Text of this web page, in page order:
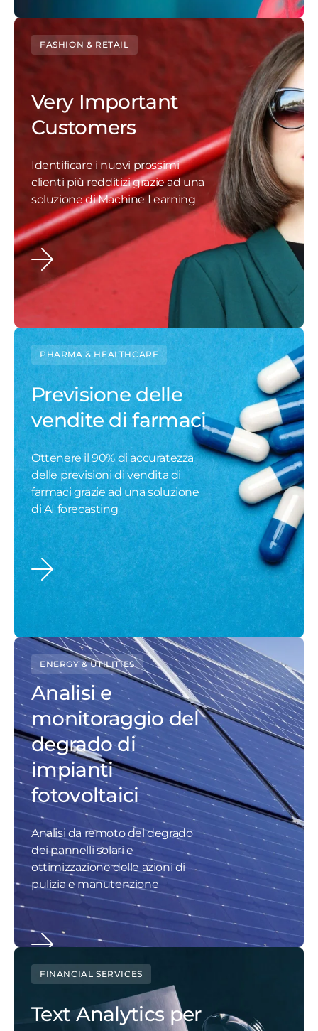
FASHION & RETAIL
Very Important
Customers
Identificare i nuovi prossimi
clienti più redditizi grazie ad una
soluzione di Machine Learning
PHARMA & HEALTHCARE
Previsione delle
vendite di farmaci
Ottenere il 90% di accuratezza
delle previsioni di vendita di
farmaci grazie ad una soluzione
di AI forecasting
ENERGY & UTILITIES
Analisi e
monitoraggio del
degrado di
impianti
fotovoltaici
Analisi da remoto del degrado
dei pannelli solari e
ottimizzazione delle azioni di
pulizia e manutenzione
FINANCIAL SERVICES
Text Analytics per